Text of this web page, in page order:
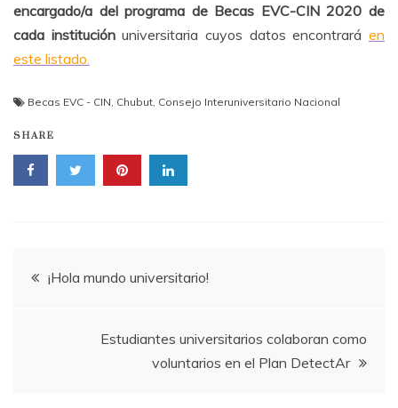
encargado/a del programa de Becas EVC-CIN 2020 de
cada instituciónuniversitaria cuyos datos encontraráen
este listado.
Becas EVC - CIN Chubut Consejo Interuniversitario Nacional
SHARE
Navegación
¡Hola mundo universitario!
Estudiantes universitarios colaboran como
voluntarios en el Plan DetectAr